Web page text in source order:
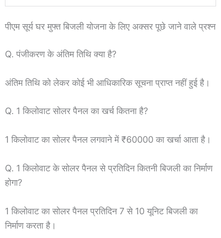
पीएम सूर्य घर मुफ्त बिजली योजना के लिए अक्सर पूछे जाने वाले प्रश्न
Q. पंजीकरण के अंतिम तिथि क्या है?
अंतिम तिथि को लेकर कोई भी आधिकारिक सूचना प्राप्त नहीं हुई है।
Q. 1 किलोवाट सोलर पैनल का खर्च कितना है?
1 किलोवाट का सोलर पैनल लगवाने में ₹60000 का खर्चा आता है।
Q. 1 किलोवाट के सोलर पैनल से प्रतिदिन कितनी बिजली का निर्माण
होगा?
1 किलोवाट का सोलर पैनल प्रतिदिन 7 से 10 यूनिट बिजली का
निर्माण करता है।